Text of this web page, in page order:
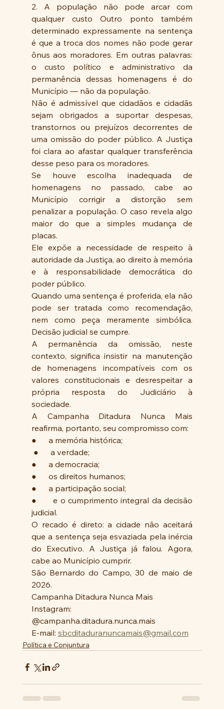
2. A população não pode arcar com
qualquer custo Outro ponto também
determinado expressamente na sentença
é que a troca dos nomes não pode gerar
ônus aos moradores. Em outras palavras:
o custo político e administrativo da
permanência dessas homenagens é do
Município — não da população.
Não é admissível que cidadãos e cidadãs
sejam obrigados a suportar despesas,
transtornos ou prejuízos decorrentes de
uma omissão do poder público. A Justiça
foi clara ao afastar qualquer transferência
desse peso para os moradores.
Se houve escolha inadequada de
homenagens no passado, cabe ao
Município corrigir a distorção sem
penalizar a população. O caso revela algo
maior do que a simples mudança de
placas.
Ele expõe a necessidade de respeito à
autoridade da Justiça, ao direito à memória
e à responsabilidade democrática do
poder público.
Quando uma sentença é proferida, ela não
pode ser tratada como recomendação,
nem como peça meramente simbólica.
Decisão judicial se cumpre.
A permanência da omissão, neste
contexto, significa insistir na manutenção
de homenagens incompatíveis com os
valores constitucionais e desrespeitar a
própria resposta do Judiciário à
sociedade.
A Campanha Ditadura Nunca Mais
reafirma, portanto, seu compromisso com:
●      a memória histórica;
●      a verdade;
●      a democracia;
●      os direitos humanos;
●      a participação social;
●      e o cumprimento integral da decisão
judicial.
O recado é direto: a cidade não aceitará
que a sentença seja esvaziada pela inércia
do Executivo. A Justiça já falou. Agora,
cabe ao Município cumprir.
São Bernardo do Campo, 30 de maio de
2026.
Campanha Ditadura Nunca Mais
Instagram:
@campanha.ditadura.nunca.mais
E-mail: sbcditaduranuncamais@gmail.com
Política e Conjuntura